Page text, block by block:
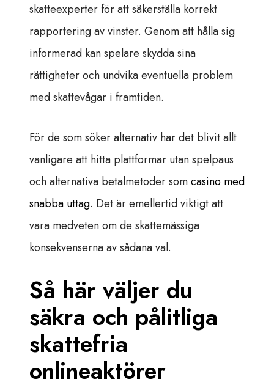
skatteexperter för att säkerställa korrekt
rapportering av vinster. Genom att hålla sig
informerad kan spelare skydda sina
rättigheter och undvika eventuella problem
med skattevågar i framtiden.
För de som söker alternativ har det blivit allt
vanligare att hitta plattformar utan spelpaus
och alternativa betalmetoder somcasino med
snabba uttag. Det är emellertid viktigt att
vara medveten om de skattemässiga
konsekvenserna av sådana val.
Så här väljer du
säkra och pålitliga
skattefria
onlineaktörer